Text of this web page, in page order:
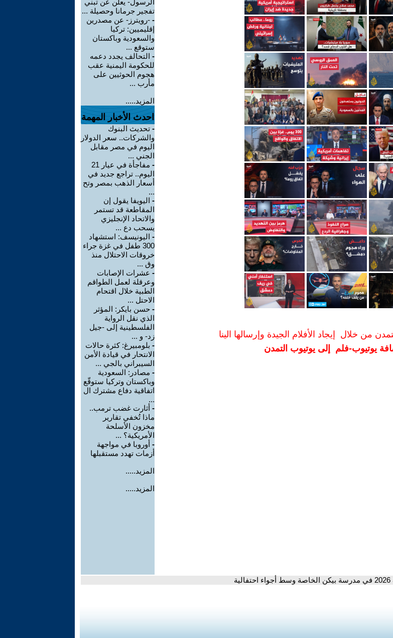
من خلال إيجاد الأفلام الجيدة وإرسالها الينا
يوتيوب-فلم إلى يوتيوب التمدن
الرسول- يعلن عن تبني
تفجير جرمانا وحصيلة ...
- -رويترز- عن مصدرين
إقليميين: تركيا
والسعودية وباكستان
ستوقع ...
- التحالف يجدد دعمه
للحكومة اليمنية عقب
هجوم الحوثيين على
مأرب ...
المزيد.....
احدث الأخبار المهمة
- تحديث البنوك
والشركات.. سعر الدولار
اليوم في مصر مقابل
الجني ...
-
مفاجأة في عيار 21
اليوم.. تراجع جديد في
أسعار الذهب بمصر وتح
...
- اليويفا يقول إن
المقاطعة قد تستمر
والاتحاد الإنجليزي
يسحب دع ...
- اليونيسف: استشهاد
300 طفل في غزة جراء
خروقات الاحتلال منذ
وق ...
- عشرات الإصابات
وعرقلة لعمل الطواقم
الطبية خلال اقتحام
الاحتل ...
- حسن بايكر: المؤثر
الذي نقل الرواية
الفلسطينية إلى -جيل
زد- و ...
- بلومبيرغ: كثرة حالات
الانتحار في قيادة الأمن
السيبراني بالجي ...
- مصادر: السعودية
وباكستان وتركيا ستوقّع
اتفاقية دفاع مشترك ال
...
- أثارت غضب ترمب..
ماذا تُخفي تقارير
مخزون الأسلحة
الأمريكية؟ ...
- أوروبا في مواجهة
أزمات تهدد مستقبلها
المزيد.....
المزيد.....